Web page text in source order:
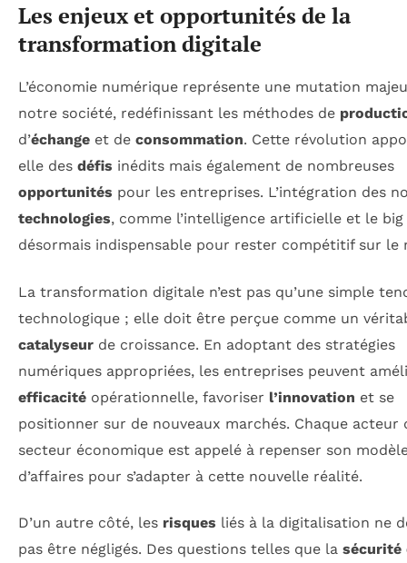
Les enjeux et opportunités de la
transformation digitale
L’économie numérique représente une mutation
notre société, redéfinissant les méthodes de
d’échange et de consommation. Cette révolution
elle des défis inédits mais également de nombreuses
opportunités pour les entreprises. L’intégration des
technologies, comme l’intelligence artificielle et le
désormais indispensable pour rester compétitif sur le
La transformation digitale n’est pas qu’une simple
technologique ; elle doit être perçue comme un
catalyseur de croissance. En adoptant des stratégies
numériques appropriées, les entreprises peuvent
efficacité opérationnelle, favoriser l’innovation et se
positionner sur de nouveaux marchés. Chaque acteur
secteur économique est appelé à repenser son
d’affaires pour s’adapter à cette nouvelle réalité.
D’un autre côté, les risques liés à la digitalisation ne
pas être négligés. Des questions telles que la sécurité